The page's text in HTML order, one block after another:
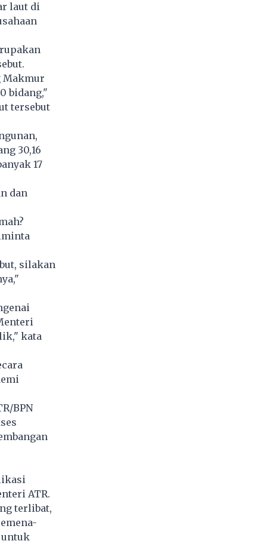
laut di
Makmur
bidang,"
tersebut
30,16
17
dan
silakan
kata
BPN
ATR.
terlibat,
untuk